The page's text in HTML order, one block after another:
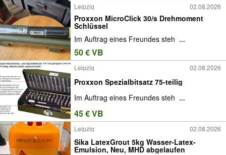
Leipzig 02.08.2026
Proxxon MicroClick 30/s Drehmoment
Schlüssel
Im Auftrag eines Freundes steh ...
50 € VB
Leipzig 02.08.2026
Proxxon Spezialbitsatz 75-teilig
Im Auftrag eines Freundes steh ...
45 € VB
Leipzig 02.08.2026
Sika LatexGrout 5kg Wasser-Latex-
Emulsion, Neu, MHD abgelaufen